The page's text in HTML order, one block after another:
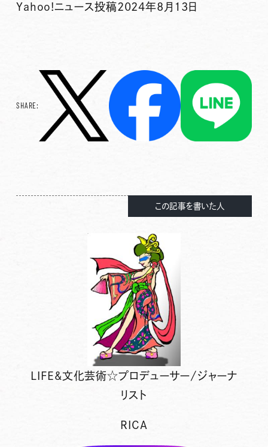
Yahoo!ニュース投稿2024年8月13日
SHARE:
この記事を書いた人
LIFE&文化芸術☆プロデューサー/ジャーナ
リスト
RICA